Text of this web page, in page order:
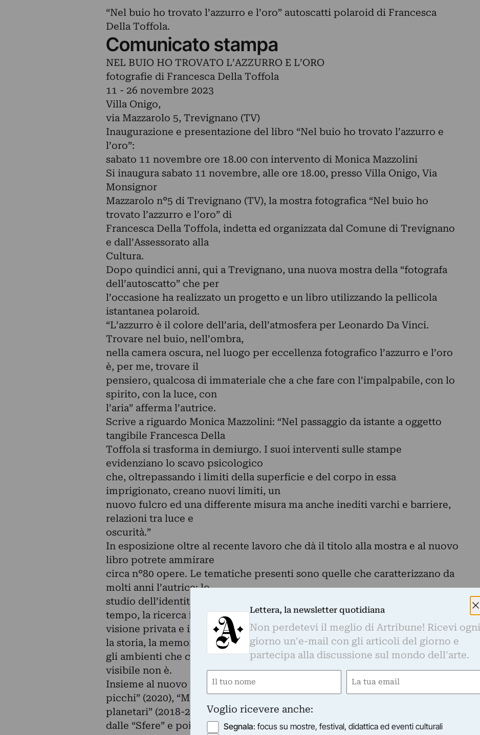
“Nel buio ho trovato l’azzurro e l’oro” autoscatti polaroid di Francesca
Della Toffola.
Comunicato stampa
NEL BUIO HO TROVATO L’AZZURRO E L’ORO
fotografie di Francesca Della Toffola
11 - 26 novembre 2023
Villa Onigo,
via Mazzarolo 5, Trevignano (TV)
Inaugurazione e presentazione del libro “Nel buio ho trovato l’azzurro e
l’oro”:
sabato 11 novembre ore 18.00 con intervento di Monica Mazzolini
Si inaugura sabato 11 novembre, alle ore 18.00, presso Villa Onigo, Via
Monsignor
Mazzarolo n°5 di Trevignano (TV), la mostra fotografica “Nel buio ho
trovato l’azzurro e l’oro” di
Francesca Della Toffola, indetta ed organizzata dal Comune di Trevignano
e dall’Assessorato alla
Cultura.
Dopo quindici anni, qui a Trevignano, una nuova mostra della “fotografa
dell’autoscatto” che per
l’occasione ha realizzato un progetto e un libro utilizzando la pellicola
istantanea polaroid.
“L’azzurro è il colore dell’aria, dell’atmosfera per Leonardo Da Vinci.
Trovare nel buio, nell’ombra,
nella camera oscura, nel luogo per eccellenza fotografico l’azzurro e l’oro
è, per me, trovare il
pensiero, qualcosa di immateriale che a che fare con l’impalpabile, con lo
spirito, con la luce, con
l’aria” afferma l’autrice.
Scrive a riguardo Monica Mazzolini: “Nel passaggio da istante a oggetto
tangibile Francesca Della
Toffola si trasforma in demiurgo. I suoi interventi sulle stampe
evidenziano lo scavo psicologico
che, oltrepassando i limiti della superficie e del corpo in essa
imprigionato, creano nuovi limiti, un
nuovo fulcro ed una differente misura ma anche inediti varchi e barriere,
relazioni tra luce e
oscurità.”
In esposizione oltre al recente lavoro che dà il titolo alla mostra e al nuovo
libro potrete ammirare
circa n°80 opere. Le tematiche presenti sono quelle che caratterizzano da
molti anni l’autrice: lo
studio dell’identità attraverso l’utilizzo dell’autoscatto, lo scorrere del
tempo, la ricerca interiore, la
visione privata e intima che si fa universale, il rapporto con la natura, con
la storia, la memoria e
gli ambienti che ci circondano, il dare forma visibile a ciò che nella norma
visibile non è.
Insieme al nuovo progetto si potranno vedere: “Apparizioni per testardi
picchi” (2020), “Mondi
planetari” (2018-2019) e “Accerchiati Incanti” (2010-2017) accompagnati
dalle “Sfere” e poi
Lettera, la newsletter quotidiana
Non perdetevi il meglio di Artribune! Ricevi ogni
giorno un'e-mail con gli articoli del giorno e
partecipa alla discussione sul mondo dell'arte.
Nome
Email
Voglio ricevere anche:
Segnala: focus su mostre, festival, didattica ed eventi culturali